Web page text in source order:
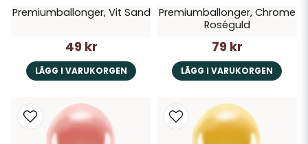
Premiumballonger, Vit Sand
49 kr
LÄGG I VARUKORGEN
Premiumballonger, Chrome
Roséguld
79 kr
LÄGG I VARUKORGEN